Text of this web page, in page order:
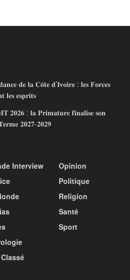
𝐝𝐞 𝐥𝐚 𝐂𝐨̂𝐭𝐞 𝐝’𝐈𝐯𝐨𝐢𝐫𝐞 : 𝐥𝐞𝐬 𝐅𝐨𝐫𝐜𝐞𝐬
𝐞𝐬𝐩𝐫𝐢𝐭𝐬
: 𝐥𝐚 𝐏𝐫𝐢𝐦𝐚𝐭𝐮𝐫𝐞 𝐟𝐢𝐧𝐚𝐥𝐢𝐬𝐞 𝐬𝐨𝐧
𝟐𝟎𝟐𝟕-𝟐𝟎𝟐𝟗
Interview
Opinion
Politique
Religion
Santé
Sport